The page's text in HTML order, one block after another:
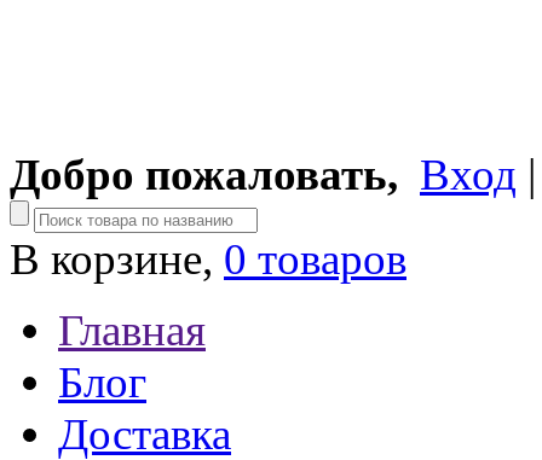
Добро пожаловать, Вход
В корзине, 0 товаров
Главная
Блог
Доставка